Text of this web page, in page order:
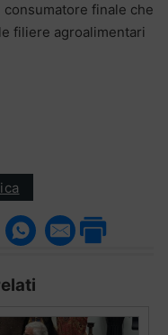
finale che
filiere agroalimentari